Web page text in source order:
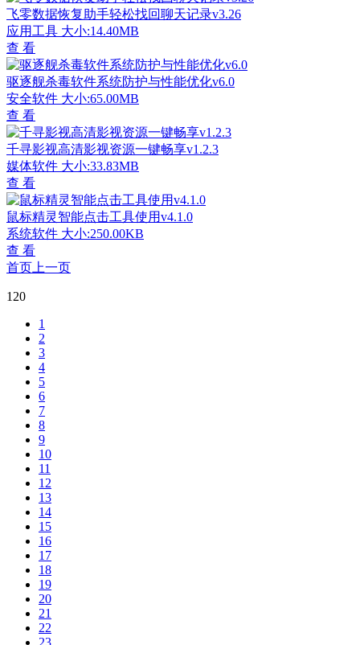
飞零数据恢复助手轻松找回聊天记录v3.26
应用工具 大小:14.40MB
查 看
驱逐舰杀毒软件系统防护与性能优化v6.0
安全软件 大小:65.00MB
查 看
千寻影视高清影视资源一键畅享v1.2.3
媒体软件 大小:33.83MB
查 看
鼠标精灵智能点击工具使用v4.1.0
系统软件 大小:250.00KB
查 看
首页 上一页
120
1
2
3
4
5
6
7
8
9
10
11
12
13
14
15
16
17
18
19
20
21
22
23